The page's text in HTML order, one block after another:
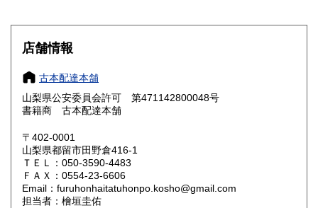
大阪府
奈良県
鳥取県 800円 島根県
岡山県
山口県 800円
香川県 800円 愛媛県
店舗情報
古本配達本舗
山梨県公安委員会許可 第471142800048号
書籍商 古本配達本舗
〒402-0001
山梨県都留市田野倉416-1
ＴＥＬ：050-3590-4483
ＦＡＸ：0554-23-6606
Email：furuhonhaitatuhonpo.kosho@gmail.com
担当者：檜垣圭佑